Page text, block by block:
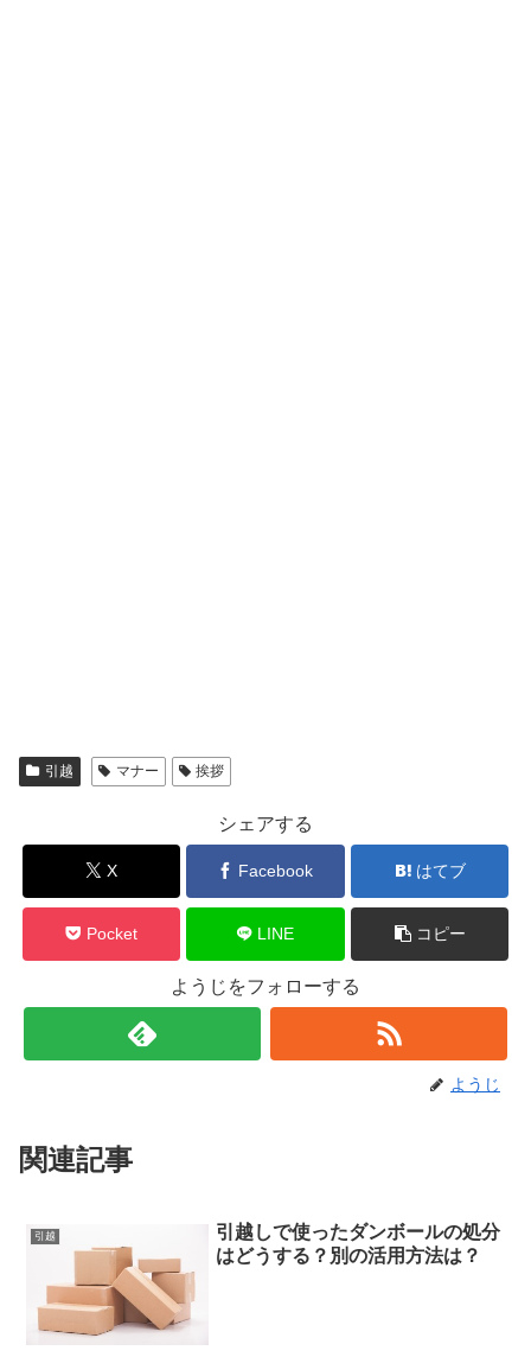
引越 マナー 挨拶
シェアする
X Facebook はてブ
Pocket LINE コピー
ようじをフォローする
ようじ
関連記事
引越
引越しで使ったダンボールの処分
はどうする？別の活用方法は？